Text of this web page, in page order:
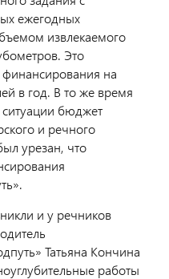
ежегодных
извлекаемого
Это
финансирования на
в год. В то же время
бюджет
и речного
урезан, что
и у речников
Татьяна Кончина
работы